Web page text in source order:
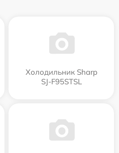
Холодильник Sharp
SJ-F95STSL